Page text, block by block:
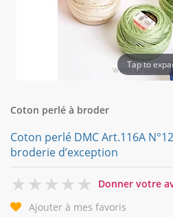
Tap to
Coton perlé à broder
Coton perlé DMC Art.116A
broderie d’exception
0
Donner votre
Ajouter à mes favoris